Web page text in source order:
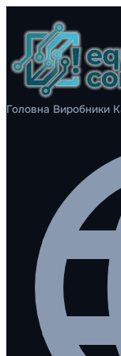
Головна Виробники